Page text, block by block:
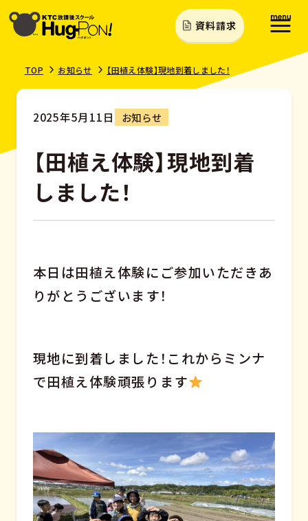
資料請求
TOP お知らせ 【田植え体験】現地到着しました！
2025年5月11日 お知らせ
【田植え体験】現地到着
しました！
本日は田植え体験にご参加いただきあ
りがとうございます！
現地に到着しました！これからミンナ
で田植え体験頑張ります